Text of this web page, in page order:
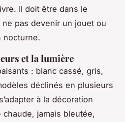
Il doit être dans le
pas devenir un jouet ou
nocturne.
et la lumière
: blanc cassé, gris,
déclinés en plusieurs
à la décoration
jamais bleutée,